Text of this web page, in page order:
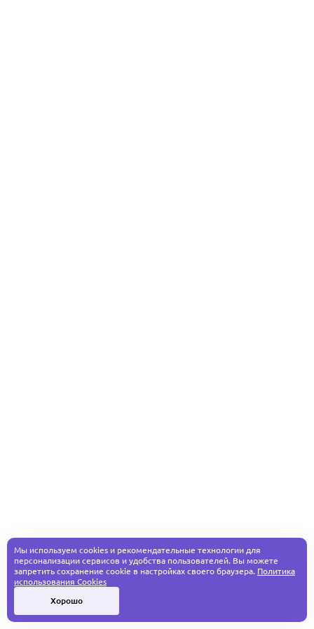
Мы используем cookies и рекомендательные технологии для
персонализации сервисов и удобства пользователей. Вы можете
запретить сохранение cookie в настройках своего браузера. Политика
использования Cookies
Хорошо